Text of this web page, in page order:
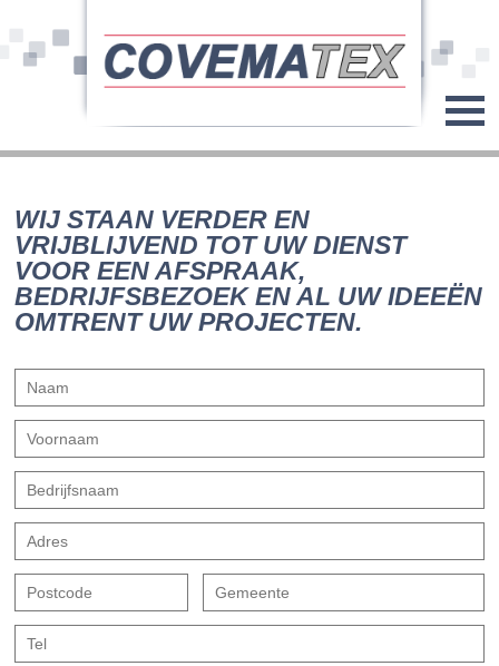
WIJ STAAN VERDER EN
VRIJBLIJVEND TOT UW DIENST
VOOR EEN AFSPRAAK,
BEDRIJFSBEZOEK EN AL UW IDEEËN
OMTRENT UW PROJECTEN.